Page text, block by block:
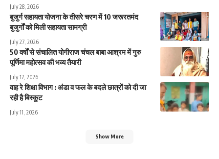
July 28, 2026
बुजुर्ग सहायता योजना के तीसरे चरण में 10 जरूरतमंद
बुजुर्गों को मिली सहायता सामग्री
July 27, 2026
50 वर्षों से संचालित योगीराज चंचल बाबा आश्रम में गुरु
पूर्णिमा महोत्सव की भव्य तैयारी
July 17, 2026
वाह रे शिक्षा विभाग : अंडा व फल के बदले छात्रों को दी जा
रही है बिस्कुट
July 11, 2026
Show More